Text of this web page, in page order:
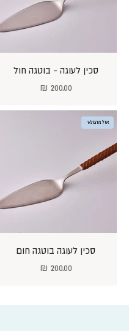
סכין לעוגה - בוטגה חול
מחיר מבצע
200.00 ₪
אזל מהמלאי
סכין לעוגה בוטגה חום
מחיר מבצע
200.00 ₪